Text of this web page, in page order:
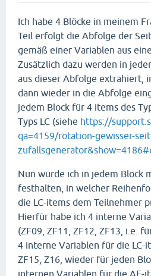
Ich habe 4 Blöcke in meinem
Teil erfolgt die Abfolge der
gemäß einer Variablen aus
Zusätzlich dazu werden in
aus dieser Abfolge extrahiert,
dann wieder in die Abfolge
jedem Block für 4 items des
Typs LC (siehe https://
qa=4159/rotation-gewisser-
Nun würde ich in jedem Block
festhalten, in welcher
die LC-items dem Teilnehmer
Hierfür habe ich 4 interne
(ZF09, ZF11, ZF12, ZF13, i.e.
4 interne Variablen für die LC-
ZF15, Z16, wieder für jeden
internen Variablen für die AE-